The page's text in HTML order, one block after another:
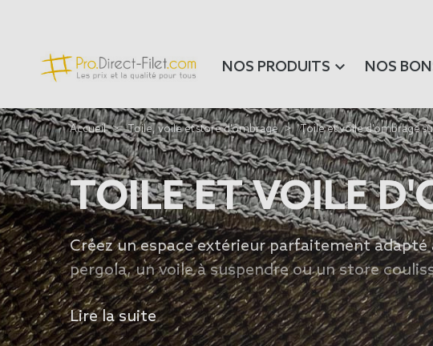
NOS PRODUITS NOS
Accueil Toile, voile et store d'ombrage Toile et voile d'ombrage
TOILE ET VOILE
Créez un espace extérieur parfaitement adapté
pergola, un voile à suspendre ou un store
terme de dimension, de forme et de coloris.
Lire la suite